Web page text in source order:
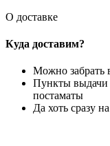
О доставке
Куда доставим?
Можно забрать
Пункты выдачи
постаматы
Да хоть сразу